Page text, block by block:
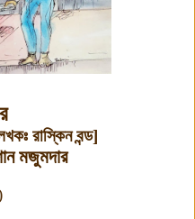
রাস্কিন বন্ড]
মজুমদার